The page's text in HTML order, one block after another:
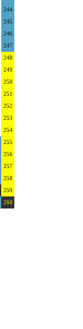
244
245
246
247
248
249
250
251
252
253
254
255
256
257
258
259
260